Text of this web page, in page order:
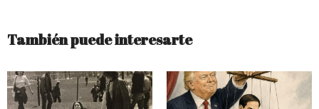
También puede interesarte